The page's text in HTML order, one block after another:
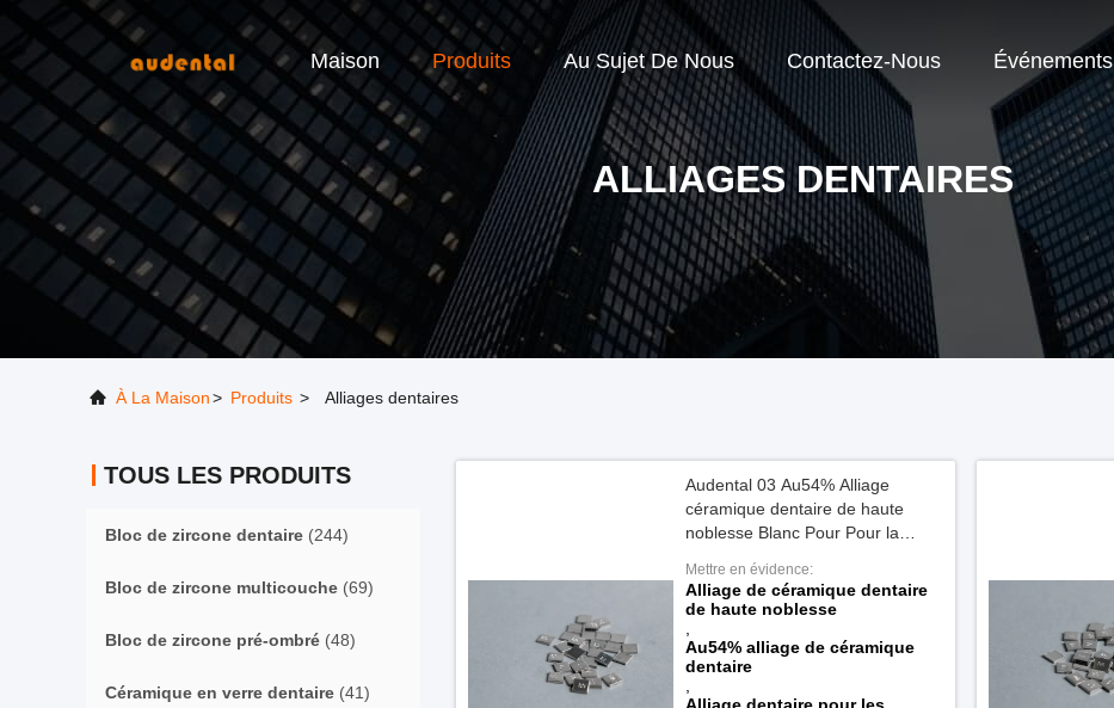
Maison Produits Au Sujet De Nous Contactez-Nous Événements
ALLIAGES DENTAIRES
À La Maison> Produits > Alliages dentaires
TOUS LES PRODUITS
Bloc de zircone dentaire (244)
Bloc de zircone multicouche (69)
Bloc de zircone pré-ombré (48)
Céramique en verre dentaire (41)
Audental 03 Au54% Alliage
céramique dentaire de haute
noblesse Blanc Pour Pour la
porcelaine
Mettre en évidence:
Alliage de céramique dentaire
de haute noblesse
Au54% alliage de céramique
dentaire